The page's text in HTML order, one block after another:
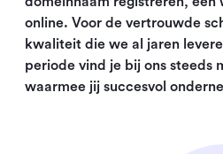
online. Voor de vertrouwde
kwaliteit die we al jaren
periode vind je bij ons steeds
waarmee jij succesvol